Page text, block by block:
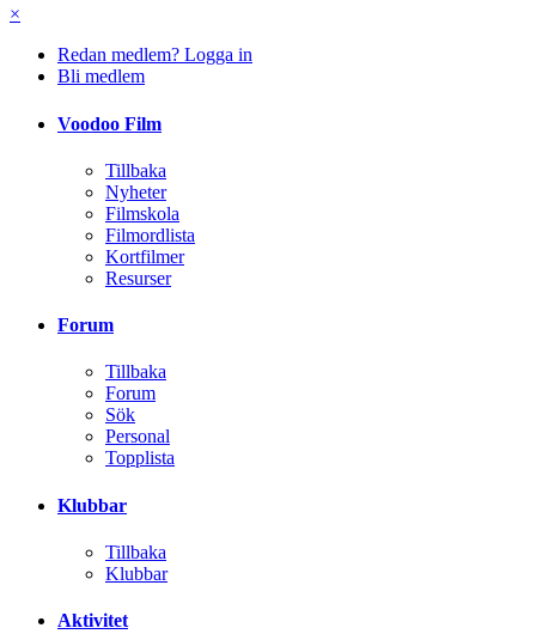
×
Redan medlem? Logga in
Bli medlem
Voodoo Film
Tillbaka
Nyheter
Filmskola
Filmordlista
Kortfilmer
Resurser
Forum
Tillbaka
Forum
Sök
Personal
Topplista
Klubbar
Tillbaka
Klubbar
Aktivitet